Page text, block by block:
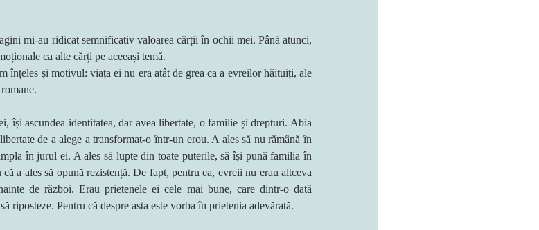
mi-au ridicat semnificativ valoarea cărții în ochii mei. Până atunci,
ca alte cărți pe aceeași temă.
înțeles și motivul: viața ei nu era atât de grea ca a evreilor hăituiți, ale
își ascundea identitatea, dar avea libertate, o familie și drepturi. Abia
de a alege a transformat-o într-un erou. A ales să nu rămână în
în jurul ei. A ales să lupte din toate puterile, să își pună familia în
a ales să opună rezistență. De fapt, pentru ea, evreii nu erau altceva
de război. Erau prietenele ei cele mai bune, care dintr-o dată
riposteze. Pentru că despre asta este vorba în prietenia adevărată.